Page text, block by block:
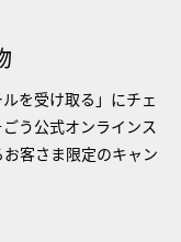
を受け取る」にチェ
う公式オンラインス
客さま限定のキャン